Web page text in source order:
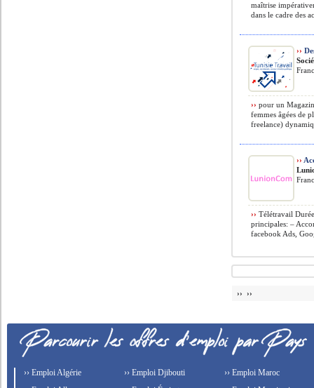
maîtrise
dans le cadre des
››
›› pour un
femmes âgées de
freelance)
››
›› Télétravail
principales: –
facebook Ads,
›› ››
›› Emploi Algérie
›› Emploi Djibouti
›› Emploi Maroc